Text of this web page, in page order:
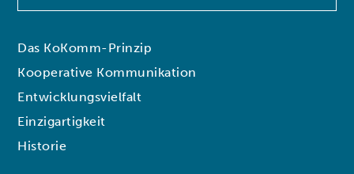
Das KoKomm-Prinzip
Kooperative Kommunikation
Entwicklungsvielfalt
Einzigartigkeit
Historie